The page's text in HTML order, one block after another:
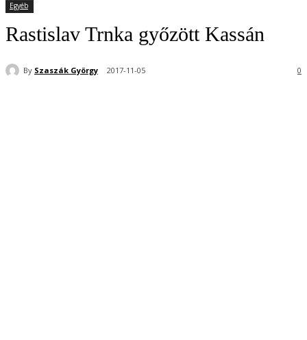
Egyéb
Rastislav Trnka győzött Kassán
By Szaszák György 2017-11-05 0